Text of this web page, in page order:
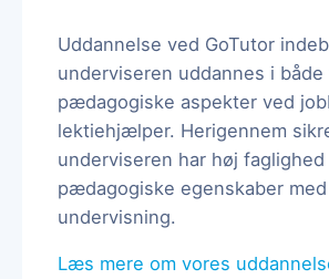
Uddannelse ved GoTutor
underviseren uddannes i
pædagogiske aspekter ved
lektiehjælper. Herigennem
underviseren har høj
pædagogiske egenskaber
undervisning.
Læs mere om vores